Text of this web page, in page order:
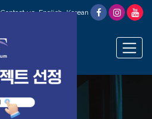
Contact us English Korean